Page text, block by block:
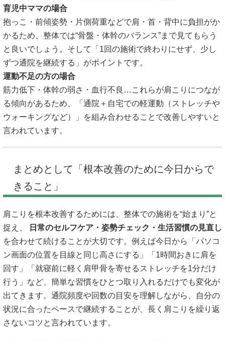
育児中ママの場合
抱っこ・前傾姿勢・片側荷重などで肩・首・背中に負担がか
かるため、整体では“骨盤・体幹のバランス”まで見てもらう
と良いでしょう。そして「1回の施術で終わりにせず、少し
ずつ通院を継続する」がポイントです。
運動不足の方の場合
筋力低下・体幹の弱さ・血行不良…これらが肩こりにつなが
る傾向があるため、「通院＋自宅での軽運動（ストレッチや
ウォーキングなど）」を組み合わせることで改善しやすいと
言われています。
まとめとして「根本改善のために今日からで
きること」
肩こりを根本改善するためには、整体での施術を“始まり”と
捉え、
日常のセルフケア・姿勢チェック・生活習慣の見直し
を合わせて続けることが大切です。例えば今日から「パソコ
ン画面の位置を目線と同じ高さにする」「1時間おきに肩を
回す」「就寝前に軽く肩甲骨を寄せるストレッチを1分だけ
行う」など、簡単な習慣をひとつ取り入れるだけでも変化が
出てきます。通院頻度や回数の目安を理解しながら、自分の
状況に合ったペースで継続することが、長く肩こりを繰り返
さないコツと言われています。